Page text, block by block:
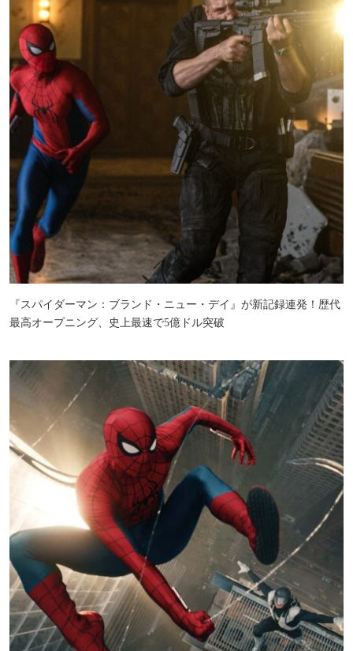
『スパイダーマン：ブランド・ニュー・デイ』が新記録連発！歴代
最高オープニング、史上最速で5億ドル突破